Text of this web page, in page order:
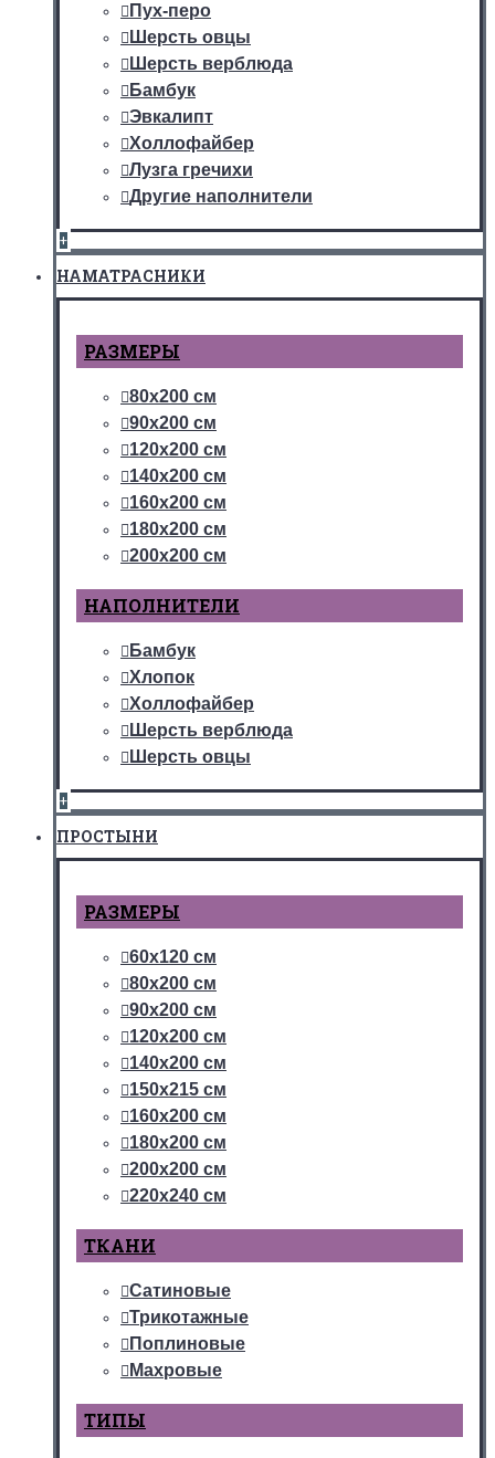
Пух-перо
Шерсть овцы
Шерсть верблюда
Бамбук
Эвкалипт
Холлофайбер
Лузга гречихи
Другие наполнители
+
НАМАТРАСНИКИ
РАЗМЕРЫ
80х200 см
90х200 см
120х200 см
140х200 см
160х200 см
180х200 см
200х200 см
НАПОЛНИТЕЛИ
Бамбук
Хлопок
Холлофайбер
Шерсть верблюда
Шерсть овцы
+
ПРОСТЫНИ
РАЗМЕРЫ
60х120 см
80х200 см
90х200 см
120х200 см
140х200 см
150х215 см
160х200 см
180х200 см
200х200 см
220х240 см
ТКАНИ
Сатиновые
Трикотажные
Поплиновые
Махровые
ТИПЫ